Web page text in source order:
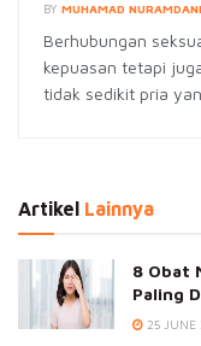
BY MUHAMAD NURAMDANI
Berhubungan
kepuasan tetapi
tidak sedikit pria
Artikel Lainnya
8 Obat
Paling
25 JUNE